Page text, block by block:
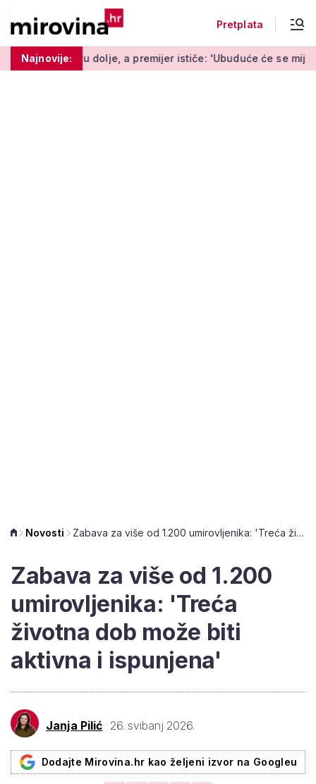
Pretplata
Najnovije:
a premijer ističe: 'Ubuduće će se mijenjati svaki tjedan'
Novosti Zabava za više od 1.200 umirovljenika: 'Treća životna dob može biti aktivna i ispunjena'
Zabava za više od 1.200
umirovljenika: 'Treća
životna dob može biti
aktivna i ispunjena'
Janja Pilić 26. svibanj 2026.
Dodajte Mirovina.hr kao željeni izvor na Googleu